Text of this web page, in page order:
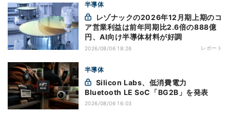
半導体
ア営業利益は前年同期比2.6倍の888億
円、AI向け半導体材料が好調
2026/08/06 18:26 レポート
半導体
Bluetooth LE SoC「BG2B」を発表
2026/08/06 16:03